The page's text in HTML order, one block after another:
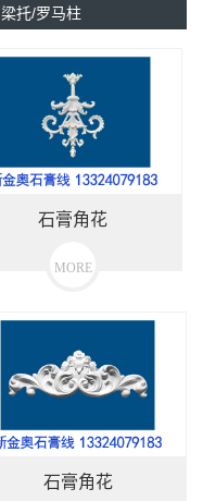
梁托/罗马柱
石膏角花
MORE
石膏角花